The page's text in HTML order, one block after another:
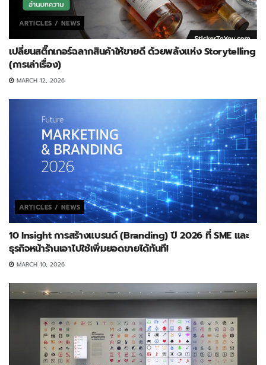
ARTICLES / NEWS
เปลี่ยนสติ๊กเกอร์ฉลากสินค้าให้ขายดี ด้วยพลังแห่ง Storytelling
(การเล่าเรื่อง)
MARCH 12, 2026
ARTICLES / NEWS
10 Insight การสร้างแบรนด์ (Branding) ปี 2026 ที่ SME และ
ธุรกิจหน้าร้านเอาไปใช้เพิ่มยอดขายได้ทันที!
MARCH 10, 2026